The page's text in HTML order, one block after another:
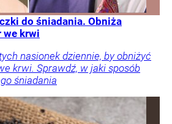
do śniadania. Obniża
we krwi
nasionek dziennie, by obniżyć
krwi. Sprawdź, w jaki sposób
śniadania